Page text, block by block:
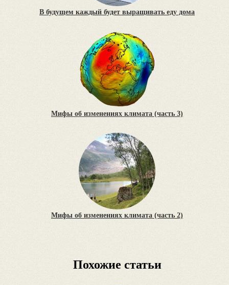
В будущем каждый будет выращивать еду дома
Мифы об изменениях климата (часть 3)
Мифы об изменениях климата (часть 2)
Похожие статьи